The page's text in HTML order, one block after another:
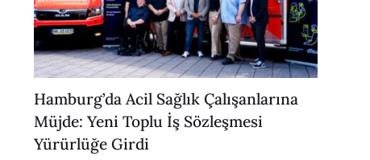
Hamburg’da Acil Sağlık Çalışanlarına
Müjde: Yeni Toplu İş Sözleşmesi
Yürürlüğe Girdi